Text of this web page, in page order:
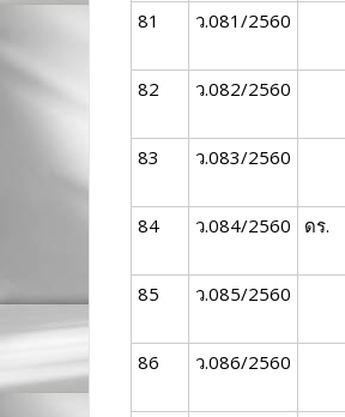
81 ว.081/2560
82 ว.082/2560
83 ว.083/2560
84 ว.084/2560 ดร.
85 ว.085/2560
86 ว.086/2560